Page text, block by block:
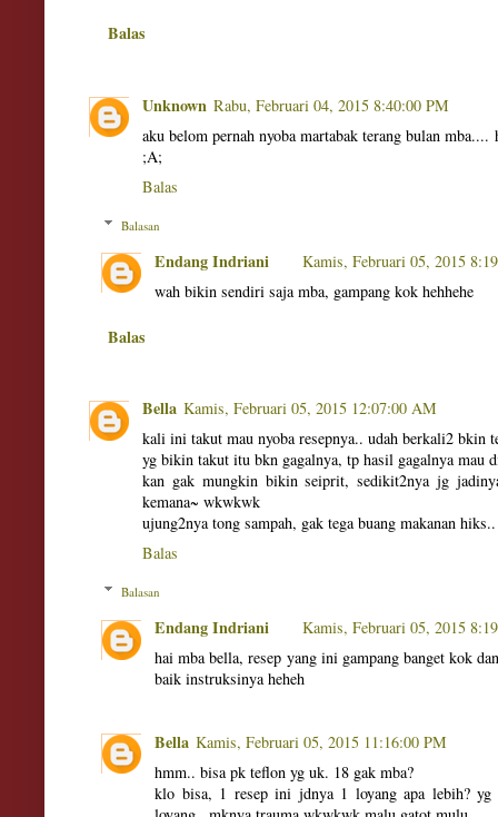
Balas
Unknown Rabu, Februari 04, 2015 8:40:00 PM
aku belom pernah nyoba martabak terang bulan
;A;
Balas
Balasan
Endang Indriani
Kamis, Februari 05, 2015
wah bikin sendiri saja mba, gampang kok hehhehe
Balas
Bella Kamis, Februari 05, 2015 12:07:00 AM
kali ini takut mau nyoba resepnya.. udah berkali2 bkin
yg bikin takut itu bkn gagalnya, tp hasil gagalnya mau
kan gak mungkin bikin seiprit, sedikit2nya jg
kemana~ wkwkwk
ujung2nya tong sampah, gak tega buang makanan
Balas
Balasan
Endang Indriani
Kamis, Februari 05, 2015
hai mba bella, resep yang ini gampang banget kok
baik instruksinya heheh
Bella Kamis, Februari 05, 2015 11:16:00 PM
hmm.. bisa pk teflon yg uk. 18 gak mba?
klo bisa, 1 resep ini jdnya 1 loyang apa lebih?